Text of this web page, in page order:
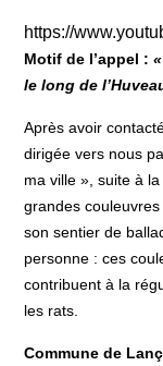
https://
Motif de l’appel :
le long de
Après avoir
dirigée vers nous
ma ville », suite à
grandes
son sentier de
personne : ces
contribuent à la
les rats.
Commune de